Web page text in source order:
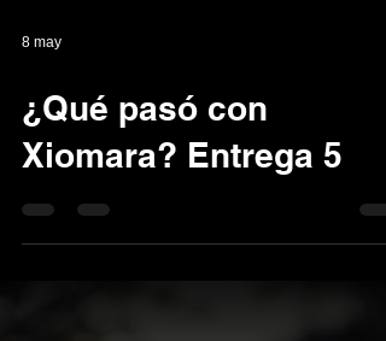
¿Qué pasó con
Xiomara? Entrega 5